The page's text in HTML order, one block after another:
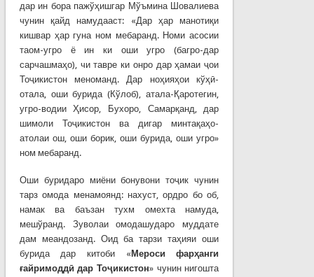
дар ин бора пажўҳишгар Мўъмина Шовалиева
чунин қайд намудааст: «Дар ҳар манотиқи
кишвар ҳар гуна ном мебаранд. Номи асосии
таом-угро ё ин ки оши угро (багро-дар
сарчашмаҳо), чи тавре ки онро дар ҳамаи ҷои
Тоҷикистон меноманд. Дар ноҳияҳои кўҳӣ-
отала, оши бурида (Кўлоб), атала-Қаротегин,
угро-водии Ҳисор, Бухоро, Самарқанд, дар
шимоли Тоҷикистон ва дигар минтақаҳо-
атолаи ош, оши борик, оши бурида, оши угро»
ном мебаранд.
Оши буридаро миёни бонувони тоҷик чунин
тарз омода менамоянд: нахуст, ордро бо об,
намак ва баъзан тухм омехта намуда,
мешўранд. Зуволаи омодашударо муддате
дам меандозанд. Оид ба тарзи таҳияи оши
бурида дар китоби « Мероси фарҳанги
ғайримоддӣ дар Тоҷикистон» чунин нигошта